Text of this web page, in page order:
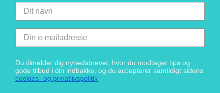
Du tilmelder dig nyhedsbrevet, hvor du modtager tips og
gode tilbud i din indbakke, og du accepterer samtidigt sidens
cookies- og privatlivspolitik